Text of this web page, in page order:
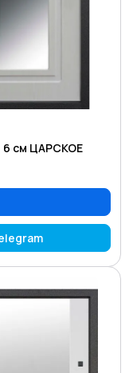
6 см ЦАРСКОЕ